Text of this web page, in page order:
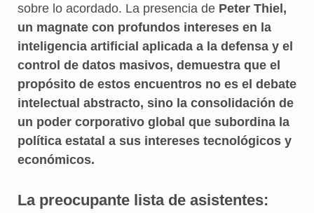
sobre lo acordado. La presencia de Peter Thiel,
un magnate con profundos intereses en la
inteligencia artificial aplicada a la defensa y el
control de datos masivos, demuestra que el
propósito de estos encuentros no es el debate
intelectual abstracto, sino la consolidación de
un poder corporativo global que subordina la
política estatal a sus intereses tecnológicos y
económicos.
La preocupante lista de asistentes: